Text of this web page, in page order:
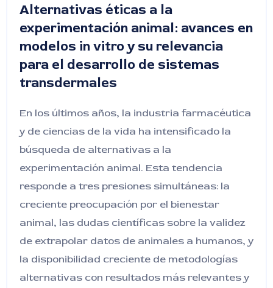
Alternativas éticas a la
experimentación animal: avances en
modelos in vitro y su relevancia
para el desarrollo de sistemas
transdermales
En los últimos años, la industria farmacéutica
y de ciencias de la vida ha intensificado la
búsqueda de alternativas a la
experimentación animal. Esta tendencia
responde a tres presiones simultáneas: la
creciente preocupación por el bienestar
animal, las dudas científicas sobre la validez
de extrapolar datos de animales a humanos, y
la disponibilidad creciente de metodologías
alternativas con resultados más relevantes y